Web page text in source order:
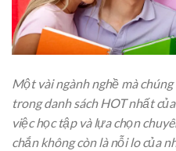
Một vài ngành nghề mà
trong danh sách HOT nhất
việc học tập và lựa chọn
chắn không còn là nỗi lo của